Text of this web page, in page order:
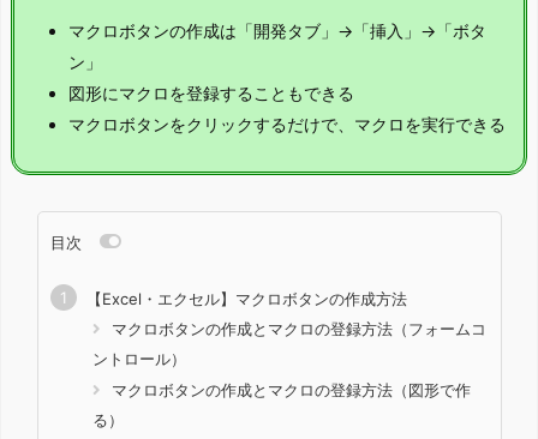
マクロボタンの作成は「開発タブ」→「挿入」→「ボタ
ン」
図形にマクロを登録することもできる
マクロボタンをクリックするだけで、マクロを実行できる
目次
【Excel・エクセル】マクロボタンの作成方法
マクロボタンの作成とマクロの登録方法（フォームコ
ントロール）
マクロボタンの作成とマクロの登録方法（図形で作
る）